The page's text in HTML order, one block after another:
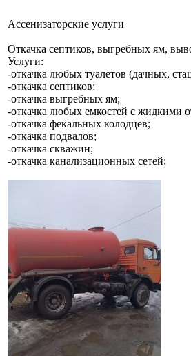
Ассенизаторские услуги
Откачка септиков, выгребных ям,
Услуги:
-откачка любых туалетов (дачных,
-откачка септиков;
-откачка выгребных ям;
-откачка любых емкостей с
-откачка фекальных колодцев;
-откачка подвалов;
-откачка скважин;
-откачка канализационных сетей;